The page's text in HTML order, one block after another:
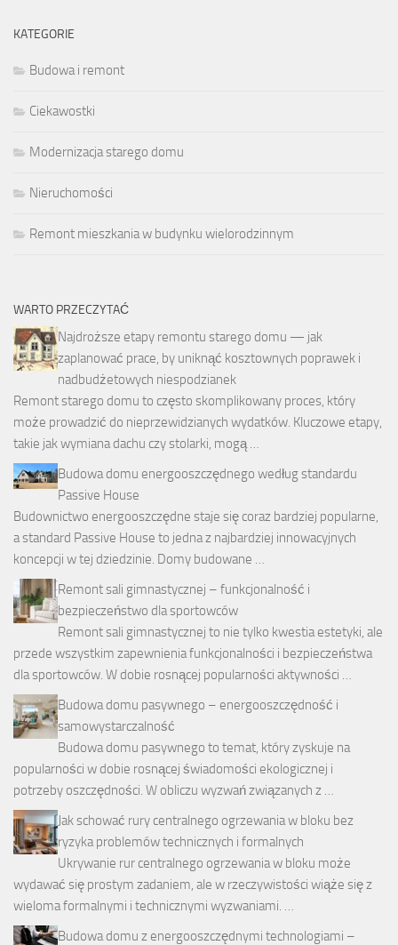
KATEGORIE
Budowa i remont
Ciekawostki
Modernizacja starego domu
Nieruchomości
Remont mieszkania w budynku wielorodzinnym
WARTO PRZECZYTAĆ
Najdroższe etapy remontu starego domu — jak
zaplanować prace, by uniknąć kosztownych poprawek i
nadbudżetowych niespodzianek
Remont starego domu to często skomplikowany proces, który
może prowadzić do nieprzewidzianych wydatków. Kluczowe etapy,
takie jak wymiana dachu czy stolarki, mogą …
Budowa domu energooszczędnego według standardu
Passive House
Budownictwo energooszczędne staje się coraz bardziej popularne,
a standard Passive House to jedna z najbardziej innowacyjnych
koncepcji w tej dziedzinie. Domy budowane …
Remont sali gimnastycznej – funkcjonalność i
bezpieczeństwo dla sportowców
Remont sali gimnastycznej to nie tylko kwestia estetyki, ale
przede wszystkim zapewnienia funkcjonalności i bezpieczeństwa
dla sportowców. W dobie rosnącej popularności aktywności …
Budowa domu pasywnego – energooszczędność i
samowystarczalność
Budowa domu pasywnego to temat, który zyskuje na
popularności w dobie rosnącej świadomości ekologicznej i
potrzeby oszczędności. W obliczu wyzwań związanych z …
Jak schować rury centralnego ogrzewania w bloku bez
ryzyka problemów technicznych i formalnych
Ukrywanie rur centralnego ogrzewania w bloku może
wydawać się prostym zadaniem, ale w rzeczywistości wiąże się z
wieloma formalnymi i technicznymi wyzwaniami. …
Budowa domu z energooszczędnymi technologiami –